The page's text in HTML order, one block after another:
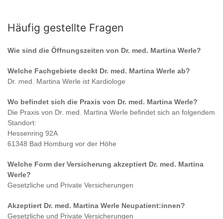
Häufig gestellte Fragen
Wie sind die Öffnungszeiten von Dr. med. Martina Werle?
Welche Fachgebiete deckt Dr. med. Martina Werle ab?
Dr. med. Martina Werle ist Kardiologe
Wo befindet sich die Praxis von Dr. med. Martina Werle?
Die Praxis von Dr. med. Martina Werle befindet sich an folgendem
Standort:
Hessenring 92A
61348 Bad Homburg vor der Höhe
Welche Form der Versicherung akzeptiert Dr. med. Martina
Werle?
Gesetzliche und Private Versicherungen
Akzeptiert Dr. med. Martina Werle Neupatient:innen?
Gesetzliche und Private Versicherungen